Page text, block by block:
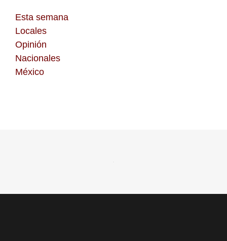
Esta semana
Locales
Opinión
Nacionales
México